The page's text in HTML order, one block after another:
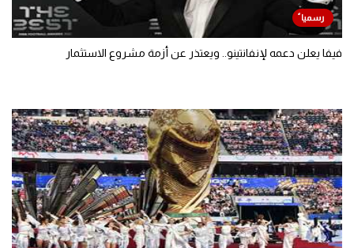
فيفا يعلن دعمه لإنفانتينو.. ويعتذر عن أزمة مشروع الاستثمار